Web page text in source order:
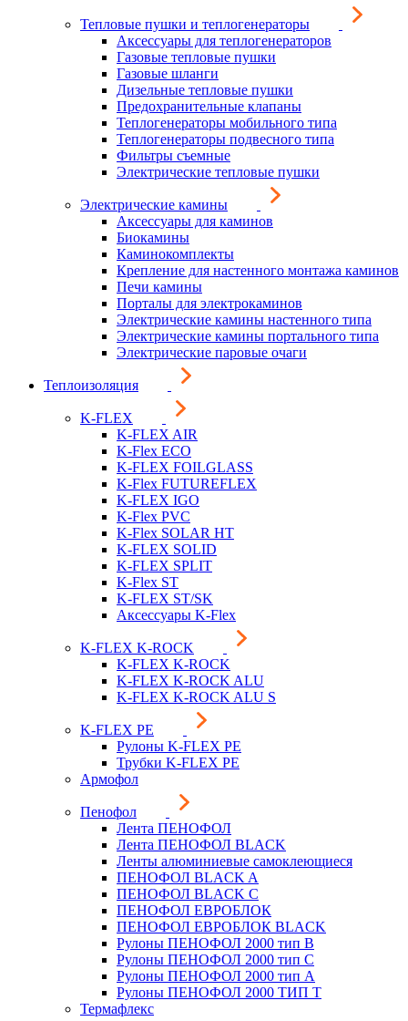
Тепловые пушки и теплогенераторы
Аксессуары для теплогенераторов
Газовые тепловые пушки
Газовые шланги
Дизельные тепловые пушки
Предохранительные клапаны
Теплогенераторы мобильного типа
Теплогенераторы подвесного типа
Фильтры съемные
Электрические тепловые пушки
Электрические камины
Аксессуары для каминов
Биокамины
Каминокомплекты
Крепление для настенного монтажа каминов
Печи камины
Порталы для электрокаминов
Электрические камины настенного типа
Электрические камины портального типа
Электрические паровые очаги
Теплоизоляция
K-FLEX
K-FLEX AIR
K-Flex ECO
K-FLEX FOILGLASS
K-Flex FUTUREFLEX
K-FLEX IGO
K-Flex PVC
K-Flex SOLAR HT
K-FLEX SOLID
K-FLEX SPLIT
K-Flex ST
K-FLEX ST/SK
Аксессуары K-Flex
K-FLEX K-ROCK
K-FLEX K-ROCK
K-FLEX K-ROCK ALU
K-FLEX K-ROCK ALU S
K-FLEX PE
Рулоны K-FLEX PE
Трубки K-FLEX PE
Армофол
Пенофол
Лента ПЕНОФОЛ
Лента ПЕНОФОЛ BLACK
Ленты алюминиевые самоклеющиеся
ПЕНОФОЛ BLACK A
ПЕНОФОЛ BLACK С
ПЕНОФОЛ ЕВРОБЛОК
ПЕНОФОЛ ЕВРОБЛОК BLACK
Рулоны ПЕНОФОЛ 2000 тип B
Рулоны ПЕНОФОЛ 2000 тип C
Рулоны ПЕНОФОЛ 2000 тип А
Рулоны ПЕНОФОЛ 2000 ТИП Т
Термафлекс